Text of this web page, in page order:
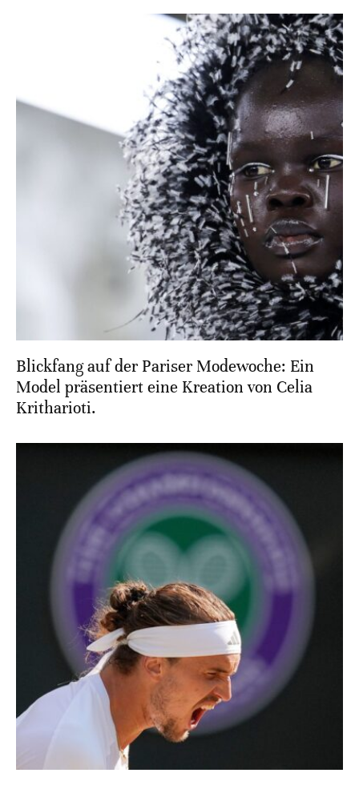
Blickfang auf der Pariser Modewoche: Ein
Model präsentiert eine Kreation von Celia
Kritharioti.